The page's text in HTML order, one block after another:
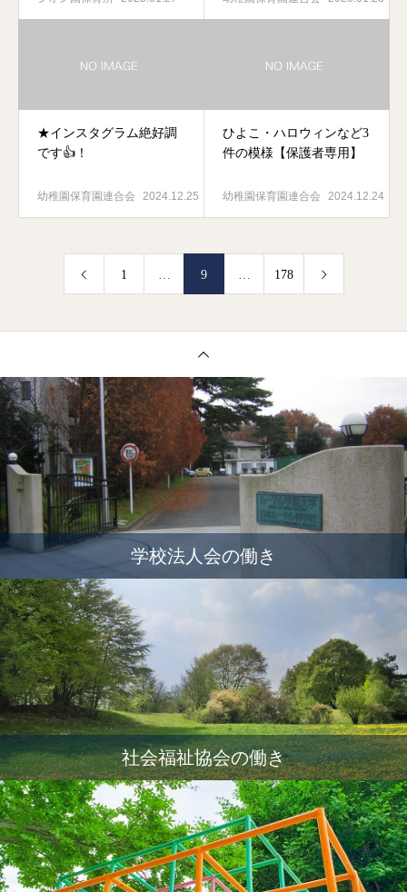
★インスタグラム絶好調
です👍！
幼稚園保育園連合会 2024.12.25
ひよこ・ハロウィンなど3
件の模様【保護者専用】
幼稚園保育園連合会 2024.12.24
1 … 9 … 178
学校法人会の働き
社会福祉協会の働き